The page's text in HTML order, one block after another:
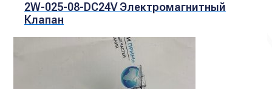
2W-025-08-DC24V Электромагнитный
Клапан